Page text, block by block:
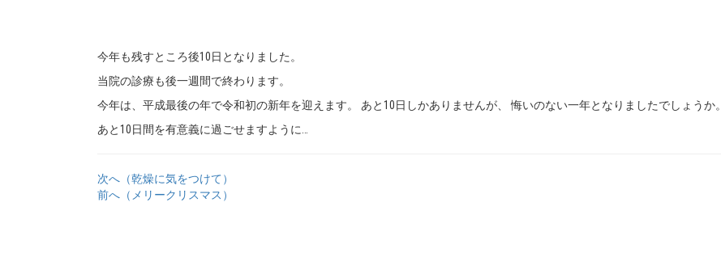
今年も残すところ後10日となりました。
当院の診療も後一週間で終わります。
今年は、平成最後の年で令和初の新年を迎えます。 あと10日しかありませんが、 悔いのない一年となりましたでしょうか。
あと10日間を有意義に過ごせますように…
次へ（乾燥に気をつけて）
前へ（メリークリスマス）